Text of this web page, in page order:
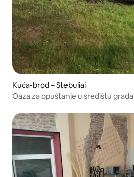
Kuća-brod – Stebuliai
Oaza za opuštanje u središtu grada